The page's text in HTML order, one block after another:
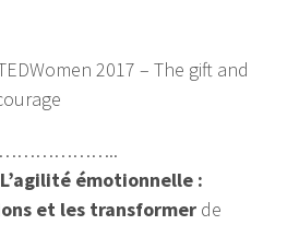
2017 – The gift and
L’agilité émotionnelle :
et les transformer de